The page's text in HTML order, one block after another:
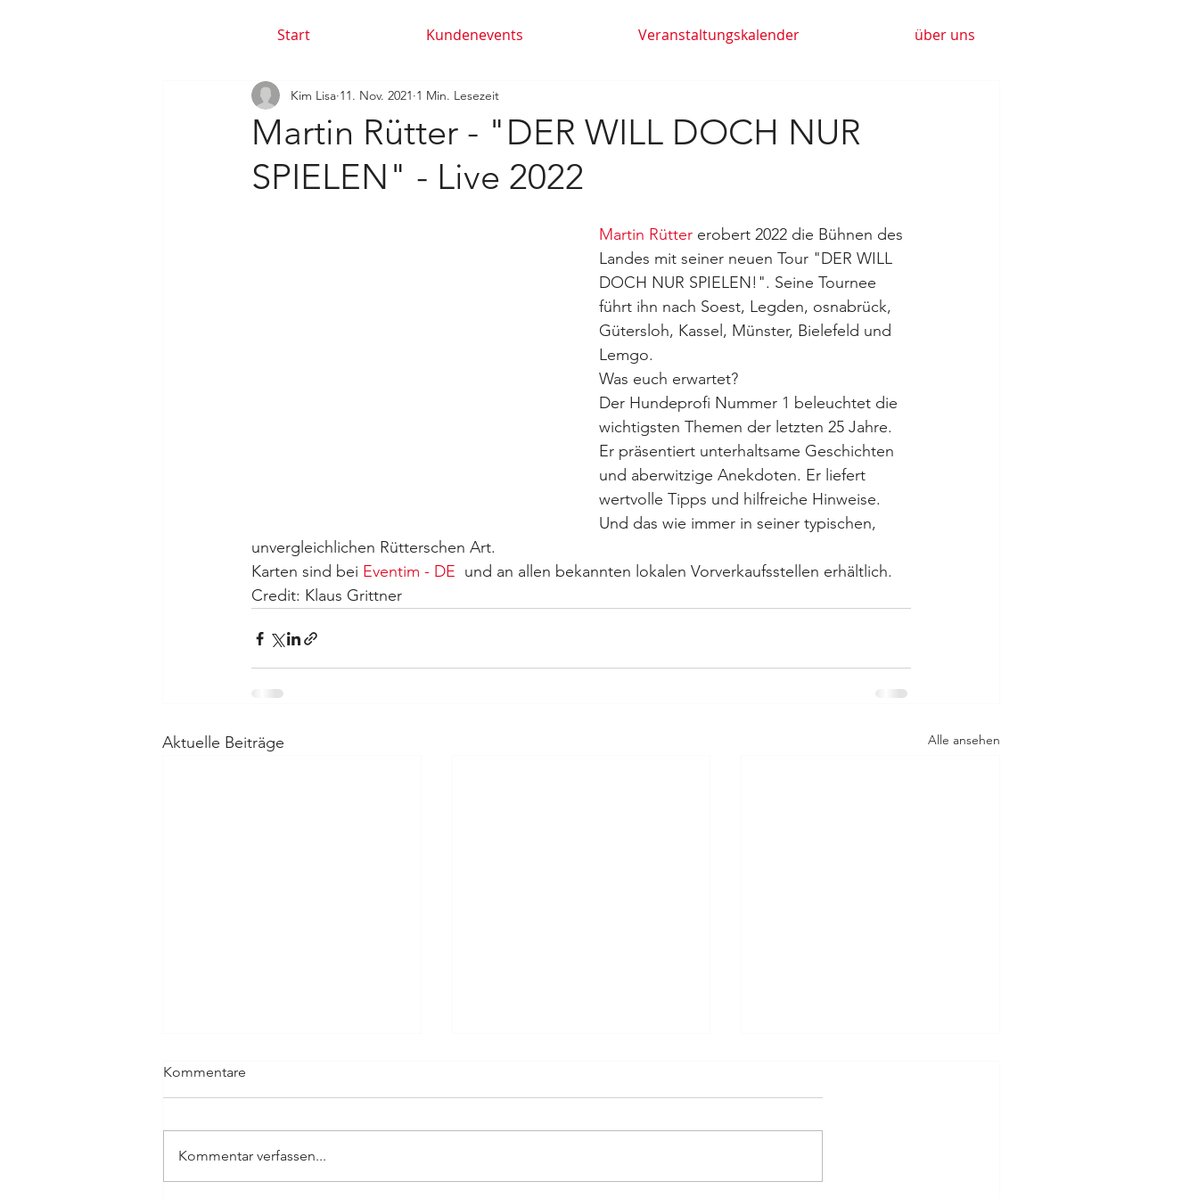
Start Kundenevents Veranstaltungskalender über uns
Martin Rütter - "DER WILL DOCH NUR
SPIELEN" - Live 2022
Kim Lisa 11. Nov. 2021 1 Min. Lesezeit
Martin Rütter erobert 2022 die Bühnen des
Landes mit seiner neuen Tour "DER WILL
DOCH NUR SPIELEN!". Seine Tournee
führt ihn nach Soest, Legden, osnabrück,
Gütersloh, Kassel, Münster, Bielefeld und
Lemgo.
Was euch erwartet?
Der Hundeprofi Nummer 1 beleuchtet die
wichtigsten Themen der letzten 25 Jahre.
Er präsentiert unterhaltsame Geschichten
und aberwitzige Anekdoten. Er liefert
wertvolle Tipps und hilfreiche Hinweise.
Und das wie immer in seiner typischen,
unvergleichlichen Rütterschen Art.
Karten sind bei Eventim - DE
  und an allen bekannten lokalen Vorverkaufsstellen erhältlich.
Credit: Klaus Grittner
Aktuelle Beiträge Alle ansehen
Kommentare
Kommentar verfassen...